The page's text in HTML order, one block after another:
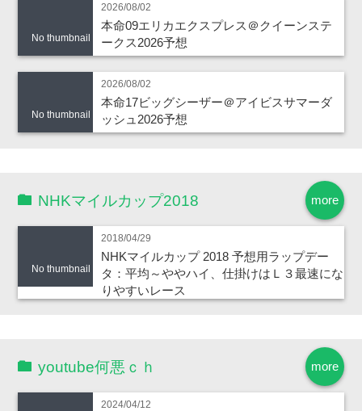
No thumbnail
2026/08/02
本命09エリカエクスプレス＠クイーンステ
ークス2026予想
No thumbnail
2026/08/02
本命17ビッグシーザー＠アイビスサマーダ
ッシュ2026予想
more
NHKマイルカップ2018
No thumbnail
2018/04/29
NHKマイルカップ 2018 予想用ラップデー
タ：平均～ややハイ、仕掛けはＬ３最速にな
りやすいレース
more
youtube何悪ｃｈ
2024/04/12